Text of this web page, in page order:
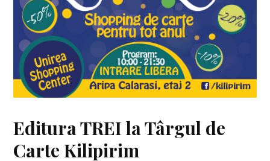
Editura TREI la Târgul de
Carte Kilipirim